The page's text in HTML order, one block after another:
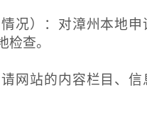
）：对漳州本地申
检查。
站的内容栏目、信